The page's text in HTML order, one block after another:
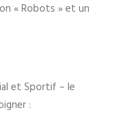
« Robots » et un
et Sportif – le
: